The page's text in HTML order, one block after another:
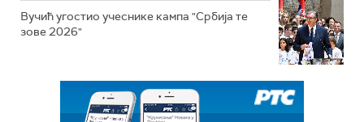
Вучић угостио учеснике кампа "Србија те
зове 2026"